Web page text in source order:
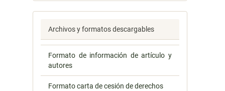
Archivos y formatos descargables
Formato de información de artículo y
autores
Formato carta de cesión de derechos